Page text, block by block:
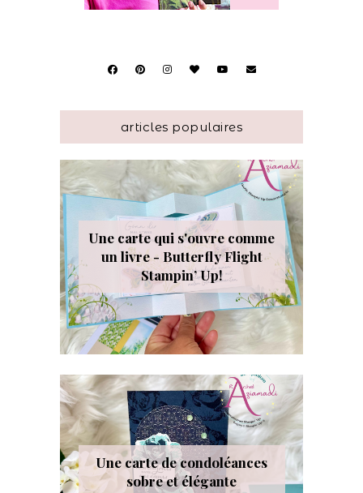
articles populaires
Une carte qui s'ouvre comme
un livre - Butterfly Flight
Stampin’ Up!
Une carte de condoléances
sobre et élégante